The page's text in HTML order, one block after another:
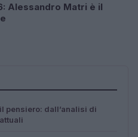
Alessandro Matri è il
pensiero: dall’analisi di